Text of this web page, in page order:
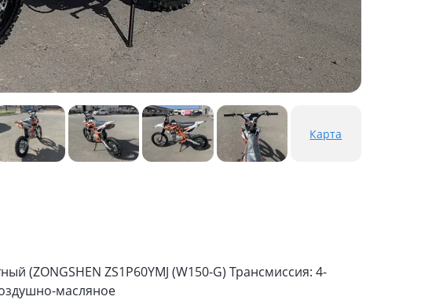
Карта
(ZONGSHEN ZS1P60YMJ (W150-G) Трансмиссия: 4-
масляное